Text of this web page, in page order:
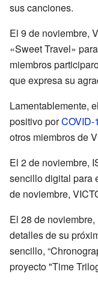
sus canciones.
El 9 de noviembre,
«Sweet Travel»
miembros
que expresa su
Lamentablemente,
positivo porCOVID-
otros miembros de
El 2 de noviembre,
sencillo digital para
de noviembre,
El 28 de
detalles de su
sencillo,
proyecto "Time